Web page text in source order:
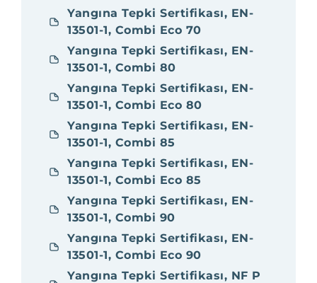
Yangına Tepki Sertifikası, EN-
13501-1, Combi Eco 70
Yangına Tepki Sertifikası, EN-
13501-1, Combi 80
Yangına Tepki Sertifikası, EN-
13501-1, Combi Eco 80
Yangına Tepki Sertifikası, EN-
13501-1, Combi 85
Yangına Tepki Sertifikası, EN-
13501-1, Combi Eco 85
Yangına Tepki Sertifikası, EN-
13501-1, Combi 90
Yangına Tepki Sertifikası, EN-
13501-1, Combi Eco 90
Yangına Tepki Sertifikası, NF P